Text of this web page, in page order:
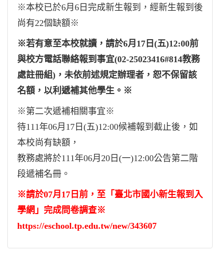
※本校已於6月6日完成新生報到，經新生報到後
尚有22個缺額※
※若有意至本校就讀，請於6月17日(五)12:00前
與校方電話聯絡報到事宜(02-25023416#814教務
處註冊組)，未依前述規定辦理者，恕不保留該
名額，以利遞補其他學生。※
※第二次遞補相關事宜※
待111年06月17日(五)12:00候補報到截止後，如
本校尚有缺額，
教務處將於111年06月20日(一)12:00公告第二階
段遞補名冊。
※請於07月17日前，至「臺北市國小新生報到入
學網」完成問卷調查※
https://eschool.tp.edu.tw/new/343607